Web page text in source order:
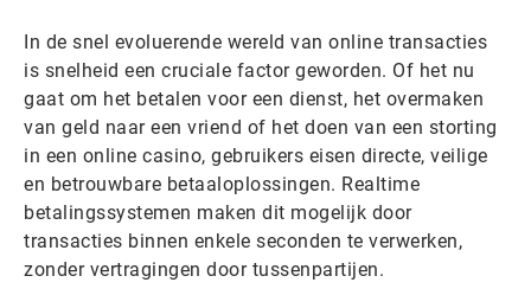
In de snel evoluerende wereld van online transacties
is snelheid een cruciale factor geworden. Of het nu
gaat om het betalen voor een dienst, het overmaken
van geld naar een vriend of het doen van een storting
in een online casino, gebruikers eisen directe, veilige
en betrouwbare betaaloplossingen. Realtime
betalingssystemen maken dit mogelijk door
transacties binnen enkele seconden te verwerken,
zonder vertragingen door tussenpartijen.